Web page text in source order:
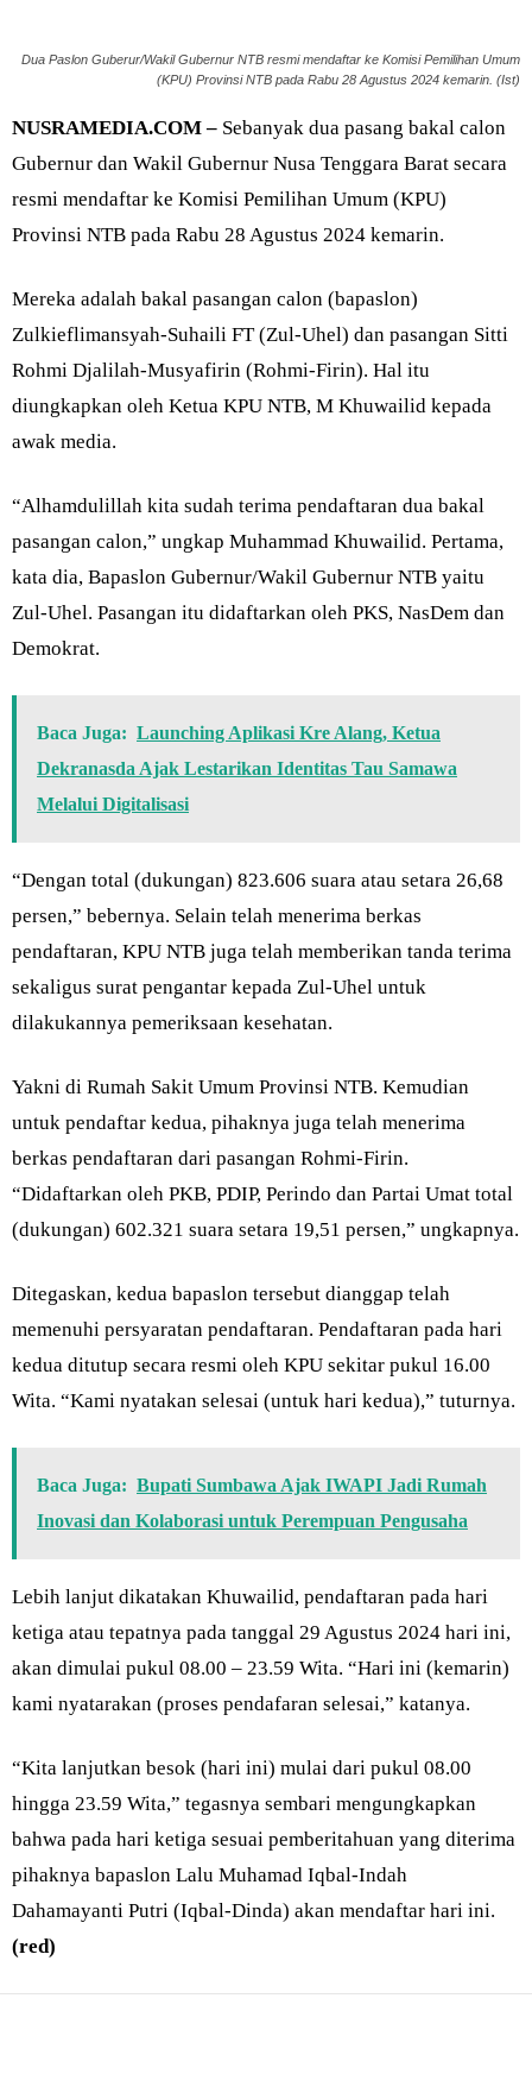
Dua Paslon Guberur/Wakil Gubernur NTB resmi mendaftar ke Komisi Pemilihan Umum
(KPU) Provinsi NTB pada Rabu 28 Agustus 2024 kemarin. (Ist)
NUSRAMEDIA.COM – Sebanyak dua pasang bakal calon
Gubernur dan Wakil Gubernur Nusa Tenggara Barat secara
resmi mendaftar ke Komisi Pemilihan Umum (KPU)
Provinsi NTB pada Rabu 28 Agustus 2024 kemarin.
Mereka adalah bakal pasangan calon (bapaslon)
Zulkieflimansyah-Suhaili FT (Zul-Uhel) dan pasangan Sitti
Rohmi Djalilah-Musyafirin (Rohmi-Firin). Hal itu
diungkapkan oleh Ketua KPU NTB, M Khuwailid kepada
awak media.
“Alhamdulillah kita sudah terima pendaftaran dua bakal
pasangan calon,” ungkap Muhammad Khuwailid. Pertama,
kata dia, Bapaslon Gubernur/Wakil Gubernur NTB yaitu
Zul-Uhel. Pasangan itu didaftarkan oleh PKS, NasDem dan
Demokrat.
Baca Juga: Launching Aplikasi Kre Alang, Ketua
Dekranasda Ajak Lestarikan Identitas Tau Samawa
Melalui Digitalisasi
“Dengan total (dukungan) 823.606 suara atau setara 26,68
persen,” bebernya. Selain telah menerima berkas
pendaftaran, KPU NTB juga telah memberikan tanda terima
sekaligus surat pengantar kepada Zul-Uhel untuk
dilakukannya pemeriksaan kesehatan.
Yakni di Rumah Sakit Umum Provinsi NTB. Kemudian
untuk pendaftar kedua, pihaknya juga telah menerima
berkas pendaftaran dari pasangan Rohmi-Firin.
“Didaftarkan oleh PKB, PDIP, Perindo dan Partai Umat total
(dukungan) 602.321 suara setara 19,51 persen,” ungkapnya.
Ditegaskan, kedua bapaslon tersebut dianggap telah
memenuhi persyaratan pendaftaran. Pendaftaran pada hari
kedua ditutup secara resmi oleh KPU sekitar pukul 16.00
Wita. “Kami nyatakan selesai (untuk hari kedua),” tuturnya.
Baca Juga: Bupati Sumbawa Ajak IWAPI Jadi Rumah
Inovasi dan Kolaborasi untuk Perempuan Pengusaha
Lebih lanjut dikatakan Khuwailid, pendaftaran pada hari
ketiga atau tepatnya pada tanggal 29 Agustus 2024 hari ini,
akan dimulai pukul 08.00 – 23.59 Wita. “Hari ini (kemarin)
kami nyatarakan (proses pendafaran selesai,” katanya.
“Kita lanjutkan besok (hari ini) mulai dari pukul 08.00
hingga 23.59 Wita,” tegasnya sembari mengungkapkan
bahwa pada hari ketiga sesuai pemberitahuan yang diterima
pihaknya bapaslon Lalu Muhamad Iqbal-Indah
Dahamayanti Putri (Iqbal-Dinda) akan mendaftar hari ini.
(red)